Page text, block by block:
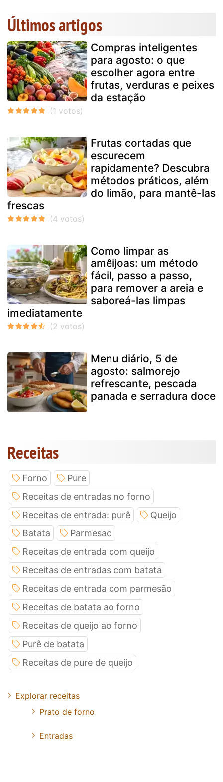
Últimos artigos
Compras inteligentes
para agosto: o que
escolher agora entre
frutas, verduras e peixes
da estação
Frutas cortadas que
escurecem
rapidamente? Descubra
métodos práticos, além
do limão, para mantê-las
frescas
Como limpar as
amêijoas: um método
fácil, passo a passo,
para remover a areia e
saboreá-las limpas
imediatamente
Menu diário, 5 de
agosto: salmorejo
refrescante, pescada
panada e serradura doce
Receitas
Forno
Pure
Receitas de entradas no forno
Receitas de entrada: purê
Queijo
Batata
Parmesao
Receitas de entrada com queijo
Receitas de entradas com batata
Receitas de entrada com parmesão
Receitas de batata ao forno
Receitas de queijo ao forno
Purê de batata
Receitas de pure de queijo
Explorar receitas
Prato de forno
Entradas